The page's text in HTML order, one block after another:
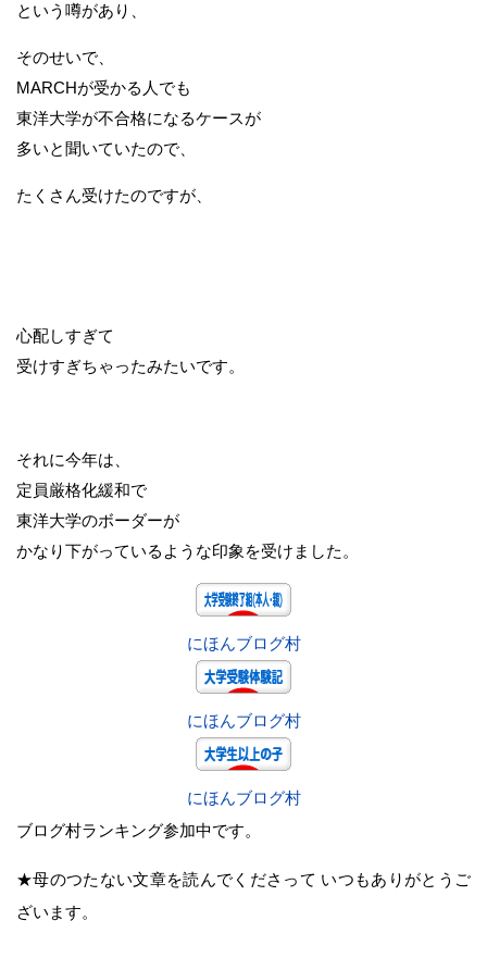
という噂があり、
そのせいで、
MARCHが受かる人でも
東洋大学が不合格になるケースが
多いと聞いていたので、
たくさん受けたのですが、
心配しすぎて
受けすぎちゃったみたいです。
それに今年は、
定員厳格化緩和で
東洋大学のボーダーが
かなり下がっているような印象を受けました。
にほんブログ村
にほんブログ村
にほんブログ村
ブログ村ランキング参加中です。
★母のつたない文章を読んでくださって いつもありがとうご
ざいます。